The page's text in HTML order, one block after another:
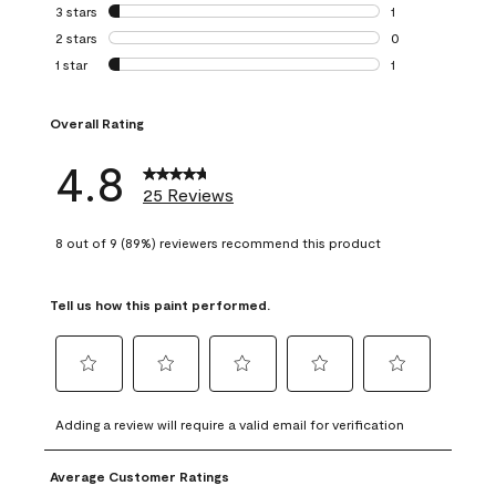
0 reviews with 4
3 stars stars
1
1 review with 3
2 stars stars
0
0 reviews with 2
1 star stars
1
Overall Rating
4.8 25 Reviews
8 out of 9 (89%) reviewers recommend this product
Tell us how this paint performed.
to
rate
the
item
to
rate
the
to
rate
the
item
to
rate
to
rate
Adding a review will require a valid email for verification
Average Customer Ratings